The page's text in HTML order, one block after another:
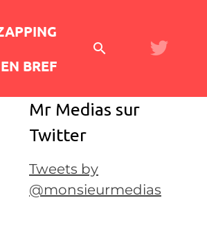
EN BREF
Mr Medias sur
Twitter
Tweets by
@monsieurmedias